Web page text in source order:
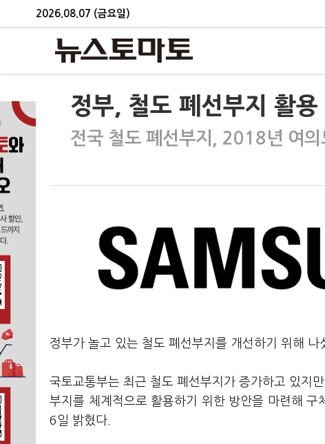
2026.08.07 (금요일)
정부, 철도 폐선부지 활용
전국 철도 폐선부지, 2018년 여
정부가 놀고 있는 철도 폐선부지를 개선하기 위해 나
국토교통부는 최근 철도 폐선부지가 증가하고 있지
부지를 체계적으로 활용하기 위한 방안을 마련해
6일 밝혔다.